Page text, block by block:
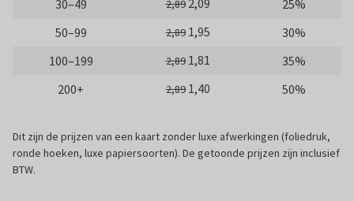
30–49
2,89 2,09
25%
50–99
2,89 1,95
30%
100–199
2,89 1,81
35%
200+
2,89 1,40 50%
Dit zijn de prijzen van een kaart zonder luxe afwerkingen (foliedruk,
ronde hoeken, luxe papiersoorten). De getoonde prijzen zijn inclusief
BTW.